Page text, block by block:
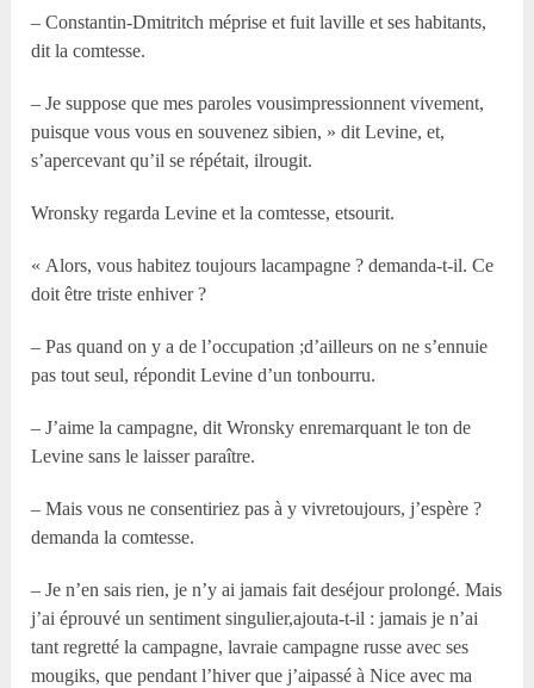
– Constantin-Dmitritch méprise et fuit laville et ses habitants,
dit la comtesse.
– Je suppose que mes paroles vousimpressionnent vivement,
puisque vous vous en souvenez sibien, » dit Levine, et,
s’apercevant qu’il se répétait, ilrougit.
Wronsky regarda Levine et la comtesse, etsourit.
« Alors, vous habitez toujours lacampagne ? demanda-t-il. Ce
doit être triste enhiver ?
– Pas quand on y a de l’occupation ;d’ailleurs on ne s’ennuie
pas tout seul, répondit Levine d’un tonbourru.
– J’aime la campagne, dit Wronsky enremarquant le ton de
Levine sans le laisser paraître.
– Mais vous ne consentiriez pas à y vivretoujours, j’espère ?
demanda la comtesse.
– Je n’en sais rien, je n’y ai jamais fait deséjour prolongé. Mais
j’ai éprouvé un sentiment singulier,ajouta-t-il : jamais je n’ai
tant regretté la campagne, lavraie campagne russe avec ses
mougiks, que pendant l’hiver que j’aipassé à Nice avec ma